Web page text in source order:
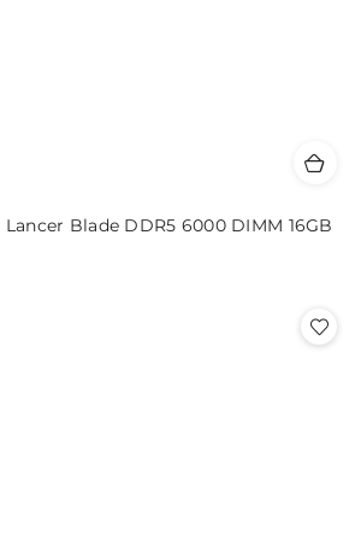
Blade DDR5 6000 DIMM 16GB